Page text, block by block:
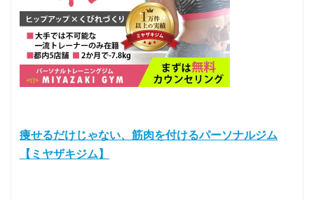
痩せるだけじゃない、筋肉を付けるパーソナルジム
【ミヤザキジム】